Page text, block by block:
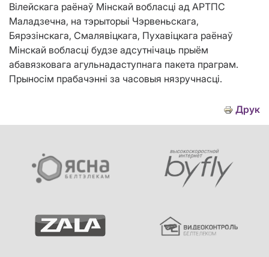
Вілейскага раёнаў Мінскай вобласці ад АРТПС
Маладзечна, на тэрыторыі Чэрвеньскага,
Бярэзінскага, Смалявіцкага, Пухавіцкага раёнаў
Мінскай вобласці будзе адсутнічаць прыём
абавязковага агульнадаступнага пакета праграм.
Прыносім прабачэнні за часовыя нязручнасці.
Друк